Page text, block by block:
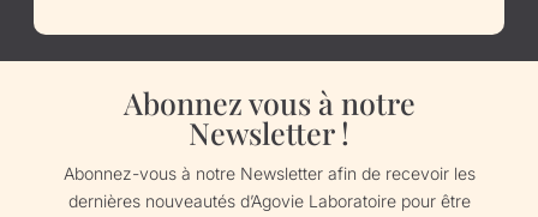
Abonnez vous à notre
Newsletter !
Abonnez-vous à notre Newsletter afin de recevoir les
dernières nouveautés d’Agovie Laboratoire pour être